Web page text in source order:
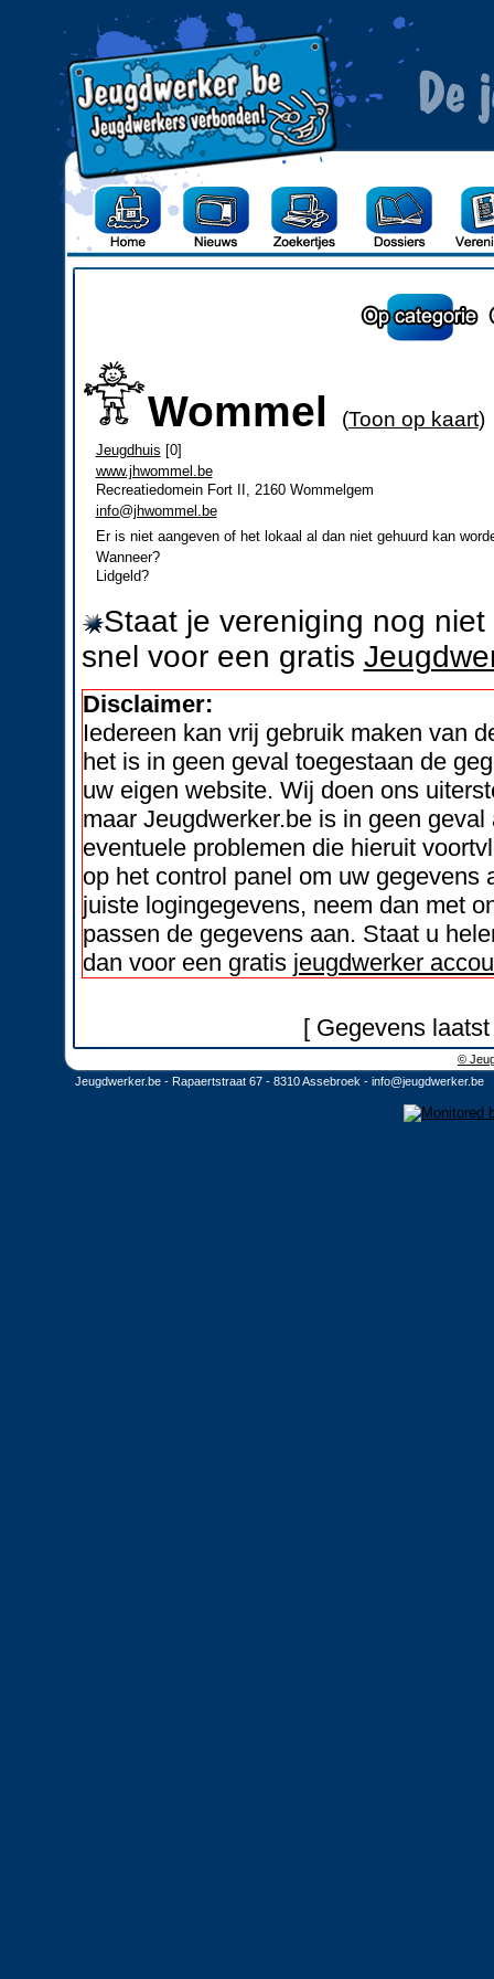
Wommel (Toon op kaart)
Jeugdhuis [0]
www.jhwommel.be
Recreatiedomein Fort II, 2160 Wommelgem
info@jhwommel.be
Er is niet aangeven of het lokaal al dan niet gehuurd kan
Wanneer?
Lidgeld?
Staat je vereniging nog
snel voor een gratis
Disclaimer:
Iedereen kan vrij gebruik maken van
het is in geen geval toegestaan de
uw eigen website. Wij doen ons
maar Jeugdwerker.be is in geen
eventuele problemen die hieruit
op het control panel om uw
juiste logingegevens, neem dan met
passen de gegevens aan. Staat u
dan voor een gratis jeugdwerker
[ Gegevens
©
Jeugdwerker.be - Rapaertstraat 67 - 8310 Assebroek - info@jeugdwerker.be